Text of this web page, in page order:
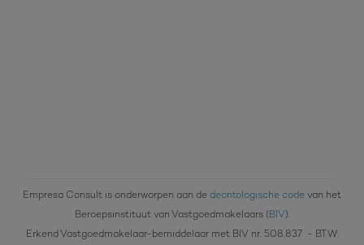
Empresa Consult is onderworpen aan de deontologische code van het
Beroepsinstituut van Vastgoedmakelaars (BIV).
Erkend Vastgoedmakelaar-bemiddelaar met BIV nr. 508.837
- BTW: